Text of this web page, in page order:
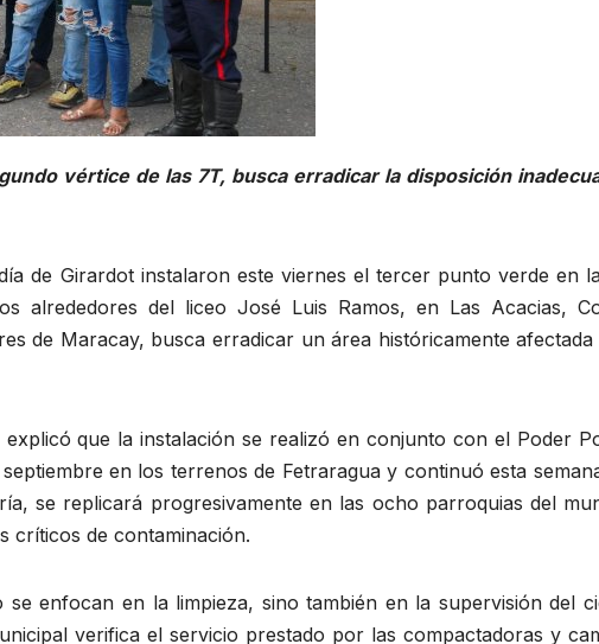
vértice de las 7T, busca erradicar la disposición
de Girardot instalaron este viernes el tercer punto verde en
alrededores del liceo José Luis Ramos, en Las Acacias,
de Maracay, busca erradicar un área históricamente
que la instalación se realizó en conjunto con el Poder
en los terrenos de Fetraragua y continuó esta
se replicará progresivamente en las ocho parroquias del
críticos de contaminación.
enfocan en la limpieza, sino también en la supervisión del
verifica el servicio prestado por las compactadoras y